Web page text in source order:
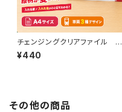
チェンジングクリアファイル 伊
予鉄道（A）
¥440
その他の商品